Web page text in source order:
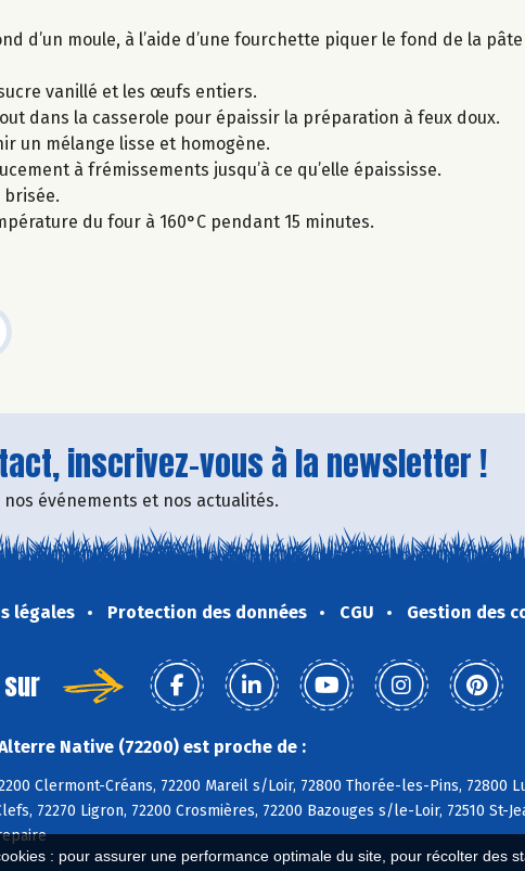
: pour assurer une performance optimale du site, pour récolter des
d’un moule, à l’aide d’une fourchette piquer le fond de la
vanillé et les œufs entiers.
dans la casserole pour épaissir la préparation à feux doux.
un mélange lisse et homogène.
à frémissements jusqu’à ce qu’elle épaississe.
brisée.
du four à 160°C pendant 15 minutes.
inscrivez-vous à la newsletter !
événements et nos actualités.
légales Protection des données CGU Gestion des
Native (72200) est proche de :
Clermont-Créans, 72200 Mareil s/Loir, 72800 Thorée-les-Pins, 72800
72270 Ligron, 72200 Crosmières, 72200 Bazouges s/le-Loir, 72510